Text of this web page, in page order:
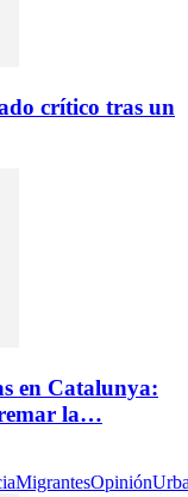
crítico tras un
en Catalunya:
la…
MigrantesOpinión